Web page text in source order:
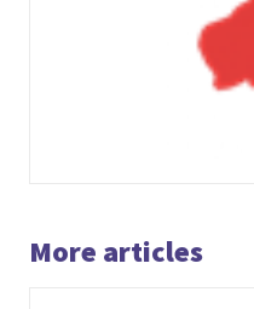
More articles